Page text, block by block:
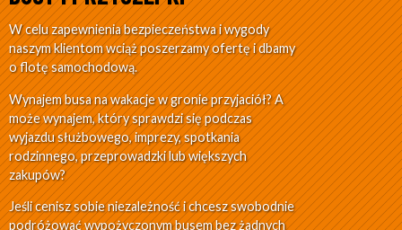
W celu zapewnienia bezpieczeństwa i wygody
naszym klientom wciąż poszerzamy ofertę i dbamy
o flotę samochodową.
Wynajem busa na wakacje w gronie przyjaciół? A
może wynajem, który sprawdzi się podczas
wyjazdu służbowego, imprezy, spotkania
rodzinnego, przeprowadzki lub większych
zakupów?
Jeśli cenisz sobie niezależność i chcesz swobodnie
podróżować wypożyczonym busem bez żadnych